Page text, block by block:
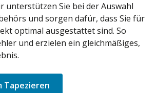
unterstützen Sie bei der Auswahl
und sorgen dafür, dass Sie für
optimal ausgestattet sind. So
und erzielen ein gleichmäßiges,
Tapezieren